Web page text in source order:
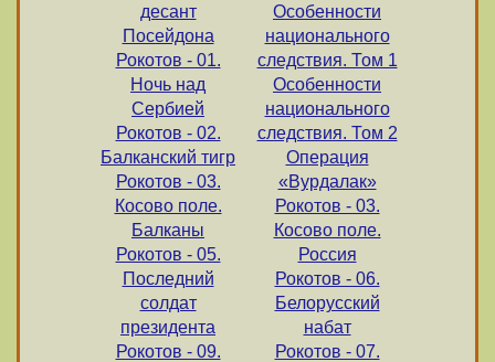
десант
Посейдона
Рокотов - 01.
Ночь над
Cербией
Рокотов - 02.
Балканский тигр
Рокотов - 03.
Косово поле.
Балканы
Рокотов - 05.
Последний
солдат
президента
Рокотов - 09.
Особенности
национального
следствия. Том 1
Особенности
национального
следствия. Том 2
Операция
«Вурдалак»
Рокотов - 03.
Косово поле.
Россия
Рокотов - 06.
Белорусский
набат
Рокотов - 07.